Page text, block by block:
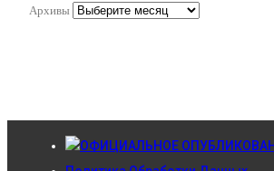
Архивы
ОФИЦИАЛЬНОЕ